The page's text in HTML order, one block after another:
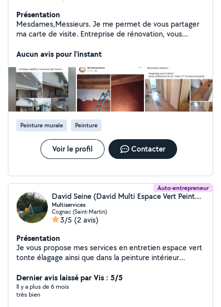
Présentation
Mesdames,Messieurs. Je me permet de vous partager
ma carte de visite. Entreprise de rénovation, vous
intérieur/extérieur travaux enduits intérieur/extérieur
toiture Artisan passionné,minutieux et attentif aux
attentes de ses clients. Devis adapté à la demande et
aux moyens du client. La qualité à prix bas ! Envie de
changement ? Besoin de rénover ? Un sinistre ? Un
plaisir ? MG Rénovations est la solutions. Au plaisir
d'échanger avec vous. MG rénovations, du changement
pour vous et vôtre maison
Aucun avis pour l'instant
Peinture murale Peinture
Voir le profil Contacter
Auto-entrepreneur
David Seine (David Multi Espace Vert Peinture)
Multiservices
Cognac (Saint-Martin)
3/5 (2 avis)
Présentation
Je vous propose mes services en entretien espace vert
tonte élagage ainsi que dans la peinture intérieur
Dernier avis laissé par Vis : 5/5
Il y a plus de 6 mois
très bien